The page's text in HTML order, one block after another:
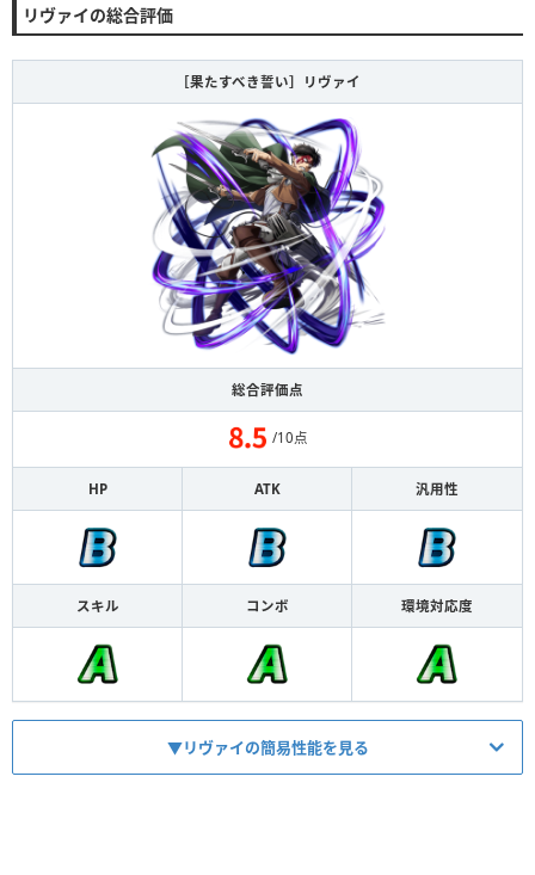
リヴァイの総合評価
［果たすべき誓い］リヴァイ
総合評価点
/10点
HP ATK 汎用性
スキル コンボ 環境対応度
▼リヴァイの簡易性能を見る